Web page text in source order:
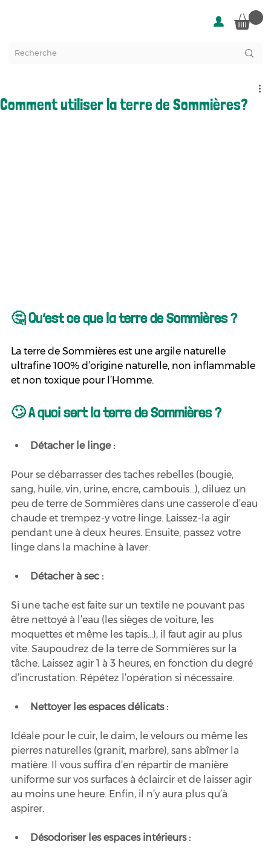
Comment utiliser la terre de Sommières?
🤔 Qu’est ce que la terre de Sommières ?
La terre de Sommières est une argile naturelle
ultrafine 100% d’origine naturelle, non inflammable
et non toxique pour l’Homme.
🙄 A quoi sert la terre de Sommières ?
Détacher le linge :
Pour se débarrasser des taches rebelles (bougie,
sang, huile, vin, urine, encre, cambouis…), diluez un
peu de terre de Sommières dans une casserole d’eau
chaude et trempez-y votre linge. Laissez-la agir
pendant une à deux heures. Ensuite, passez votre
linge dans la machine à laver.
Détacher à sec :
Si une tache est faite sur un textile ne pouvant pas
être nettoyé à l’eau (les sièges de voiture, les
moquettes et même les tapis…), il faut agir au plus
vite. Saupoudrez de la terre de Sommières sur la
tâche. Laissez agir 1 à 3 heures, en fonction du degré
d’incrustation. Répétez l’opération si nécessaire.
Nettoyer les espaces délicats :
Idéale pour le cuir, le daim, le velours ou même les
pierres naturelles (granit, marbre), sans abîmer la
matière. Il vous suffira d’en répartir de manière
uniforme sur vos surfaces à éclaircir et de laisser agir
au moins une heure. Enfin, il n’y aura plus qu’à
aspirer.
Désodoriser les espaces intérieurs :